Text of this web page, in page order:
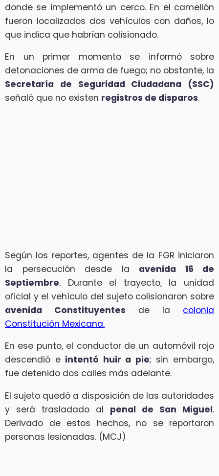
donde se implementó un cerco. En el camellón
fueron localizados dos vehículos con daños, lo
que indica que habrían colisionado.
En un primer momento se informó sobre
detonaciones de arma de fuego; no obstante, la
Secretaría de Seguridad Ciudadana (SSC)
señaló que no existen registros de disparos.
Según los reportes, agentes de la FGR iniciaron
la persecución desde la avenida 16 de
Septiembre. Durante el trayecto, la unidad
oficial y el vehículo del sujeto colisionaron sobre
avenida Constituyentes de la colonia
Constitución Mexicana.
En ese punto, el conductor de un automóvil rojo
descendió e intentó huir a pie; sin embargo,
fue detenido dos calles más adelante.
El sujeto quedó a disposición de las autoridades
y será trasladado al penal de San Miguel.
Derivado de estos hechos, no se reportaron
personas lesionadas. (MCJ)